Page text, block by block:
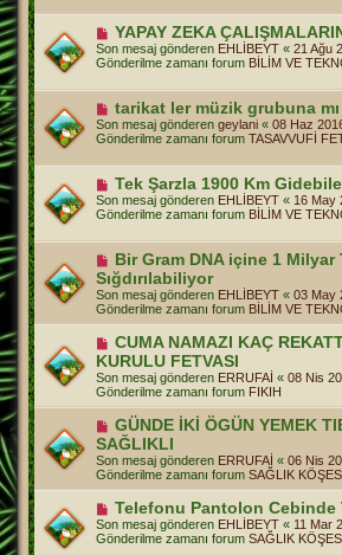
e
a
j
Y
n
i
s
a
j
YAPAY ZEKA
Son mesaj gönderen EHLİBEYT « 21 Ağu
Gönderilme zamanı forum BİLİM VE
Y
e
n
i
e
a
j
tarikat ler müzik grubuna
Son mesaj gönderen geylani « 08 Haz
Gönderilme zamanı forum TASAVVUFİ
Y
n
i
e
s
a
j
Tek Şarzla 1900 Km
Son mesaj gönderen EHLİBEYT « 16 May
Gönderilme zamanı forum BİLİM VE
Y
e
n
i
m
e
s
a
j
Bir Gram DNA içine 1 Milyar
Sığdırılabiliyor
Son mesaj gönderen EHLİBEYT « 03 May
Gönderilme zamanı forum BİLİM VE
Y
e
n
i
m
e
s
a
j
CUMA NAMAZI KAÇ
KURULU FETVASI
Son mesaj gönderen ERRUFAİ « 08 Nis
Gönderilme zamanı forum FIKIH
Y
e
n
i
m
e
s
a
j
GÜNDE İKİ ÖGÜN YEMEK
SAĞLIKLI
Son mesaj gönderen ERRUFAİ « 06 Nis
Gönderilme zamanı forum SAĞLIK
Y
n
i
Telefonu Pantolon Cebinde
Son mesaj gönderen EHLİBEYT « 11 Mar
Gönderilme zamanı forum SAĞLIK